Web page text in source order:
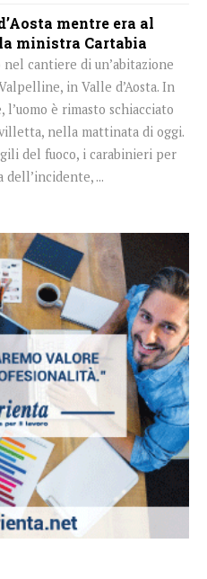
mentre era al
ministra Cartabia
cantiere di un’abitazione
in Valle d’Aosta. In
l’uomo è rimasto schiacciato
nella mattinata di oggi.
del fuoco, i carabinieri per
...